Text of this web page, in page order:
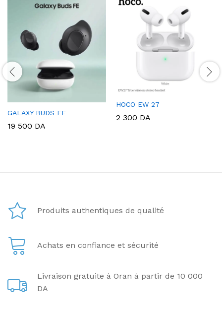
GALAXY BUDS FE
19 500 DA
HOCO EW 27
2 300 DA
Produits authentiques de qualité
Achats en confiance et sécurité
Livraison gratuite à Oran à partir de 10 000
DA